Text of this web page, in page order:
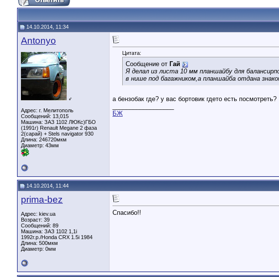
14.10.2014, 11:34
Antonyo
♂
Адрес: г. Мелитополь
Сообщений: 13,015
Машина: ЗАЗ 1102 ЛЮКс)ГБО
(1991г) Renault Megane 2 фаза
2(сарай) + Stels navigator 930
Длина: 246720мкм
Диаметр: 43мм
Цитата:
Сообщение от Гай
Я делал из листа 10 мм планшайбу для
в нише под багажником,а планшайба отдана
а бензобак где? у вас бортовик гдето есть посмотреть?
БЖ
14.10.2014, 11:44
prima-bez
Адрес: kiev.ua
Возраст: 39
Сообщений: 89
Машина: ЗАЗ 1102 1,1i
1992г.р./Honda CRX 1.5i 1984
Длина: 500мкм
Диаметр: 0мм
Спасибо!!